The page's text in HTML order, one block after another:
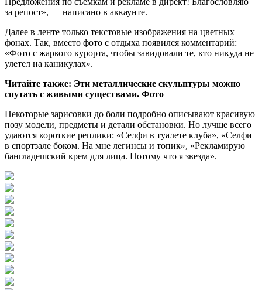
за репост», — написано в аккаунте.
Далее в ленте только текстовые изображения на цветных
фонах. Так, вместо фото с отдыха появился комментарий:
«Фото с жаркого курорта, чтобы завидовали те, кто никуда не
улетел на каникулах».
Читайте также: Эти металлические скульптуры можно
спутать с живыми существами. Фото
Некоторые зарисовки до боли подробно описывают красивую
позу модели, предметы и детали обстановки. Но лучше всего
удаются короткие реплики: «Селфи в туалете клуба», «Селфи
в спортзале боком. На мне легинсы и топик», «Рекламирую
бангладешский крем для лица. Потому что я звезда».